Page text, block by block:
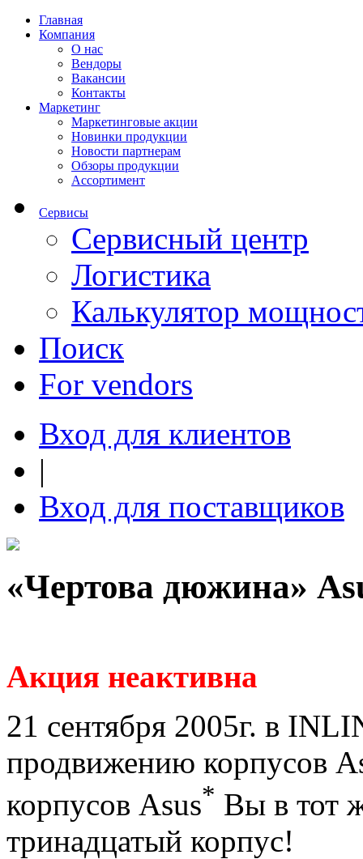
Главная
Компания
О нас
Вендоры
Вакансии
Контакты
Маркетинг
Маркетинговые акции
Новинки продукции
Новости партнерам
Обзоры продукции
Ассортимент
Сервисы
Сервисный центр
Логистика
Калькулятор
Поиск
For vendors
Вход для клиентов
|
Вход для поставщиков
«Чертова дюжина»
Акция неактивна
21 сентября 2005г. в
продвижению корпусов
корпусов Asus* Вы в тот
тринадцатый корпус!